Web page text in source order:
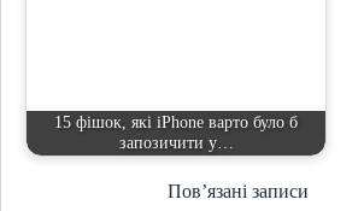
15 фішок, які iPhone варто було б
запозичити у…
Пов’язані записи